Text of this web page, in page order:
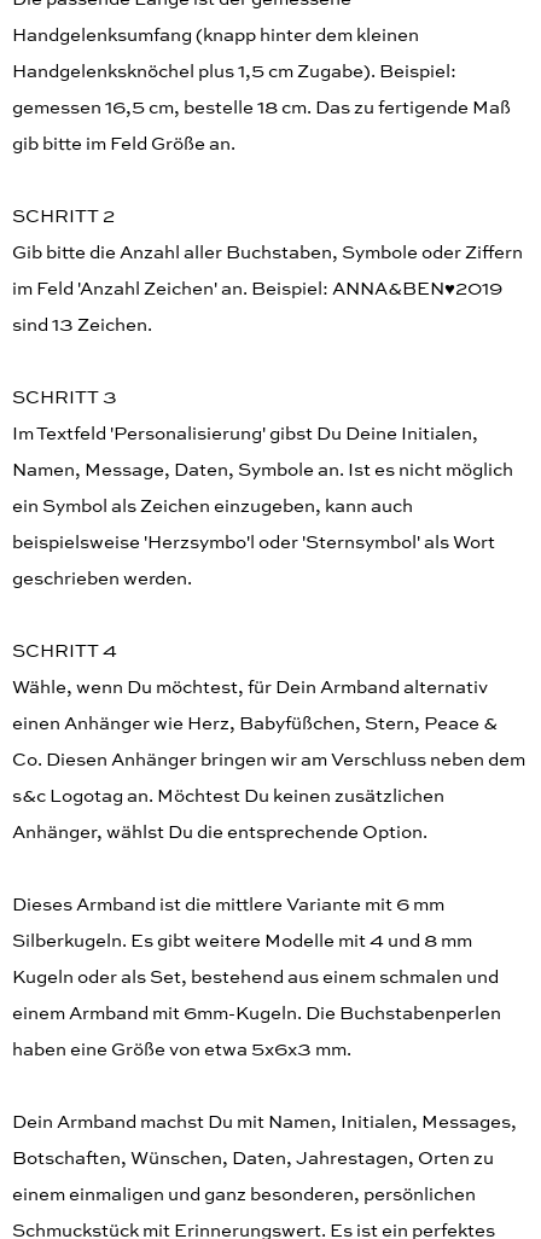
Handgelenksumfang (knapp hinter dem kleinen
Handgelenksknöchel plus 1,5 cm Zugabe). Beispiel:
gemessen 16,5 cm, bestelle 18 cm. Das zu fertigende Maß
gib bitte im Feld Größe an.
SCHRITT 2
Gib bitte die Anzahl aller Buchstaben, Symbole oder Ziffern
im Feld 'Anzahl Zeichen' an. Beispiel: ANNA&BEN♥︎2019
sind 13 Zeichen.
SCHRITT 3
Im Textfeld 'Personalisierung' gibst Du Deine Initialen,
Namen, Message, Daten, Symbole an. Ist es nicht möglich
ein Symbol als Zeichen einzugeben, kann auch
beispielsweise 'Herzsymbo'l oder 'Sternsymbol' als Wort
geschrieben werden.
SCHRITT 4
Wähle, wenn Du möchtest, für Dein Armband alternativ
einen Anhänger wie Herz, Babyfüßchen, Stern, Peace &
Co. Diesen Anhänger bringen wir am Verschluss neben dem
s&c Logotag an. Möchtest Du keinen zusätzlichen
Anhänger, wählst Du die entsprechende Option.
Dieses Armband ist die mittlere Variante mit 6 mm
Silberkugeln. Es gibt weitere Modelle mit 4 und 8 mm
Kugeln oder als Set, bestehend aus einem schmalen und
einem Armband mit 6mm-Kugeln. Die Buchstabenperlen
haben eine Größe von etwa 5x6x3 mm.
Dein Armband machst Du mit Namen, Initialen, Messages,
Botschaften, Wünschen, Daten, Jahrestagen, Orten zu
einem einmaligen und ganz besonderen, persönlichen
Schmuckstück mit Erinnerungswert. Es ist ein perfektes